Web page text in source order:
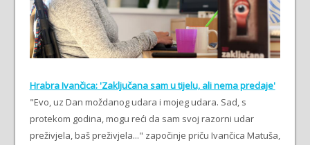
Hrabra Ivančica: 'Zaključana sam u tijelu, ali nema predaje'
"Evo, uz Dan moždanog udara i mojeg udara. Sad, s
protekom godina, mogu reći da sam svoj razorni udar
preživjela, baš preživjela..." započinje priču Ivančica Matuša,